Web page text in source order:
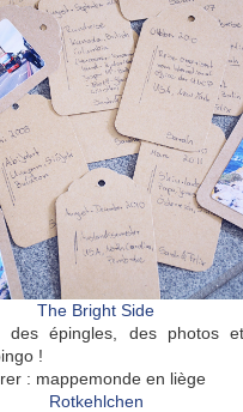
The Bright Side
des épingles, des photos
!
Rotkehlchen